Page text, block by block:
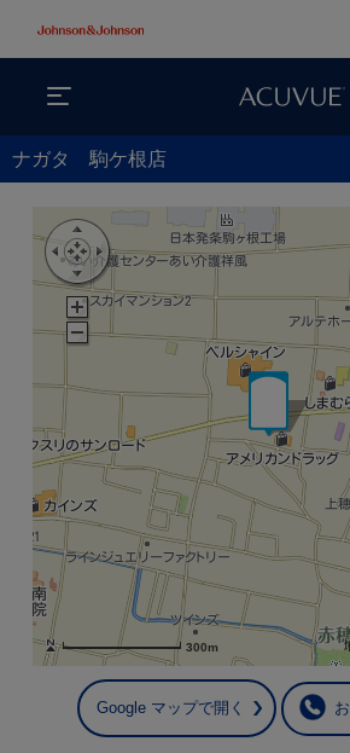
ナガタ 駒ケ根店
300m
Google マップで開く